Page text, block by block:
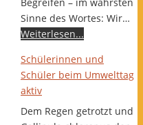
Sinne des Wortes: Wir…
Weiterlesen...
Schülerinnen und
Schüler beim Umwelttag
aktiv
Dem Regen getrotzt und